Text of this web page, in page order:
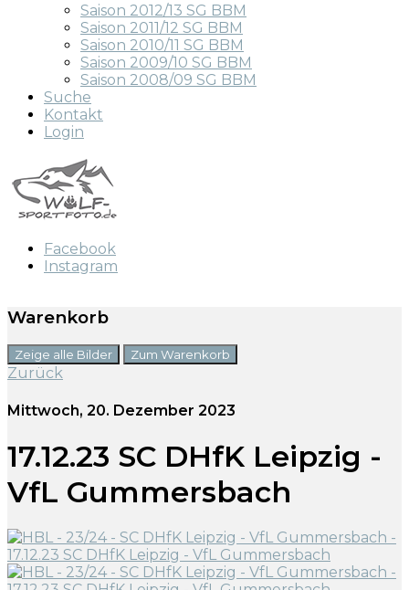
Saison 2012/13 SG BBM
Saison 2011/12 SG BBM
Saison 2010/11 SG BBM
Saison 2009/10 SG BBM
Saison 2008/09 SG BBM
Suche
Kontakt
Login
Facebook
Instagram
Warenkorb
Zeige alle Bilder Zum Warenkorb
Zurück
Mittwoch, 20. Dezember 2023
17.12.23 SC DHfK Leipzig -
VfL Gummersbach